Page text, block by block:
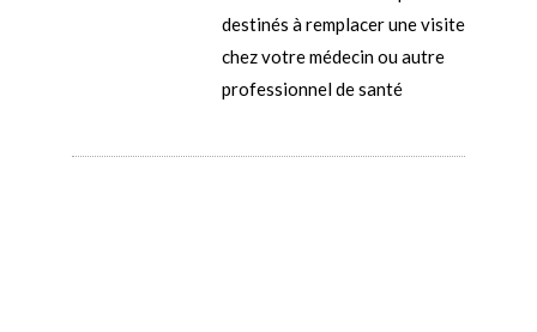
destinés à remplacer une visite
chez votre médecin ou autre
professionnel de santé